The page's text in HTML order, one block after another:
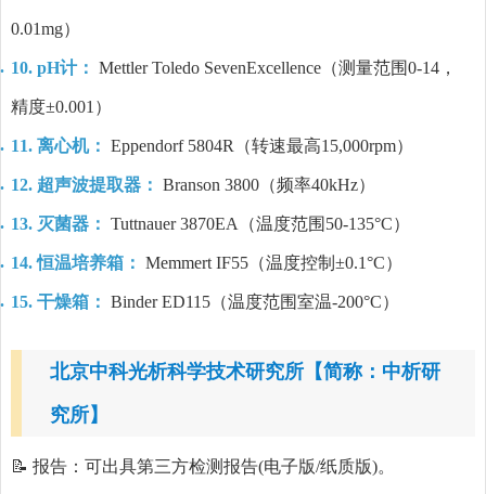
0.01mg）
10. pH计： Mettler Toledo SevenExcellence（测量范围0-14，
精度±0.001）
11. 离心机： Eppendorf 5804R（转速最高15,000rpm）
12. 超声波提取器： Branson 3800（频率40kHz）
13. 灭菌器： Tuttnauer 3870EA（温度范围50-135°C）
14. 恒温培养箱： Memmert IF55（温度控制±0.1°C）
15. 干燥箱： Binder ED115（温度范围室温-200°C）
北京中科光析科学技术研究所【简称：中析研
究所】
📝 报告：可出具第三方检测报告(电子版/纸质版)。